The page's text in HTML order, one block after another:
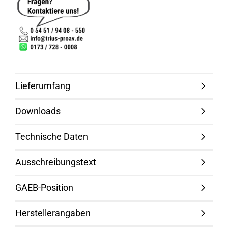
Lieferumfang
Downloads
Technische Daten
Ausschreibungstext
GAEB-Position
Herstellerangaben